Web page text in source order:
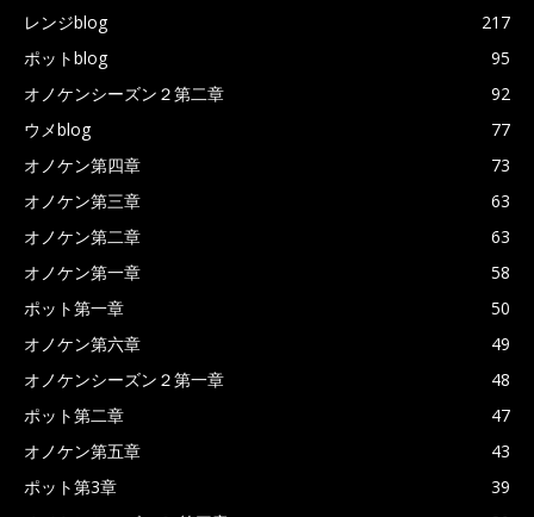
レンジblog
217
ポットblog
95
オノケンシーズン２第二章
92
ウメblog
77
オノケン第四章
73
オノケン第三章
63
オノケン第二章
63
オノケン第一章
58
ポット第一章
50
オノケン第六章
49
オノケンシーズン２第一章
48
ポット第二章
47
オノケン第五章
43
ポット第3章
39